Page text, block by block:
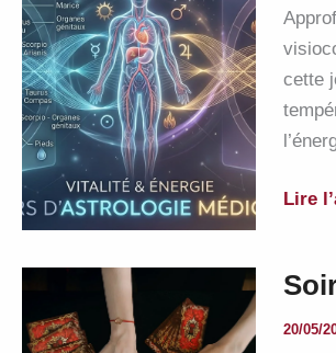
et
cette
et
la
Lire
20/05/